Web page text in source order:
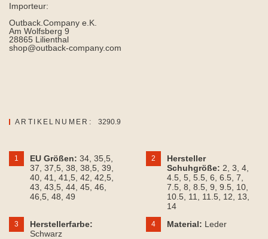
Importeur:
Outback.Company e.K.
Am Wolfsberg 9
28865 Lilienthal
shop@outback-company.com
ARTIKELNUMER: 3290.9
1 EU Größen: 34 , 35,5
37 , 37,5 , 38 , 38,5 , 39
40 , 41 , 41,5 , 42 , 42,5
43 , 43,5 , 44 , 45 , 46
46,5 , 48 , 49
2
Hersteller
Schuhgröße: 2 , 3 , 4
4.5 , 5 , 5.5 , 6 , 6.5 , 7
7.5 , 8 , 8.5 , 9 , 9.5 , 10
10.5 , 11 , 11.5 , 12 , 13
14
3
Herstellerfarbe:
Schwarz
4 Material: Leder